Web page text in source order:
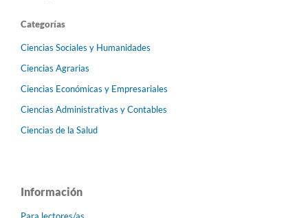
Categorías
Ciencias Sociales y Humanidades
Ciencias Agrarias
Ciencias Económicas y Empresariales
Ciencias Administrativas y Contables
Ciencias de la Salud
Información
Para lectores/as